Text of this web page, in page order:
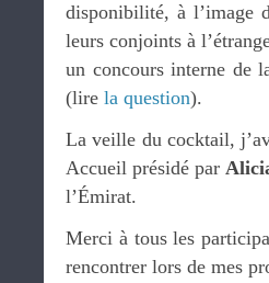
disponibilité, à l’image
leurs conjoints à
un concours interne de
(lire la question).
La veille du cocktail,
Accueil présidé par
l’Émirat.
Merci à tous les
rencontrer lors de mes